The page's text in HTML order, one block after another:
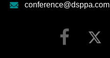
conference@dsppa.com